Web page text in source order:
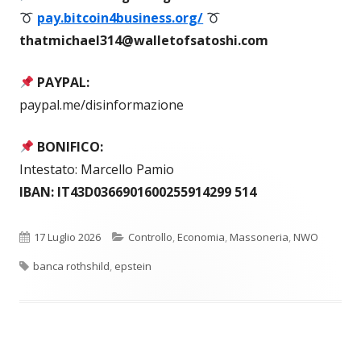
pay.bitcoin4business.org/
thatmichael314@walletofsatoshi.com
PAYPAL:
paypal.me/disinformazione
BONIFICO:
Intestato: Marcello Pamio
IBAN: IT43D0366901600255914299 514
Pubblicato
17 Luglio 2026 Categorie
Controllo,Economia,Massoneria,NWO
Tag
banca rothshild, epstein